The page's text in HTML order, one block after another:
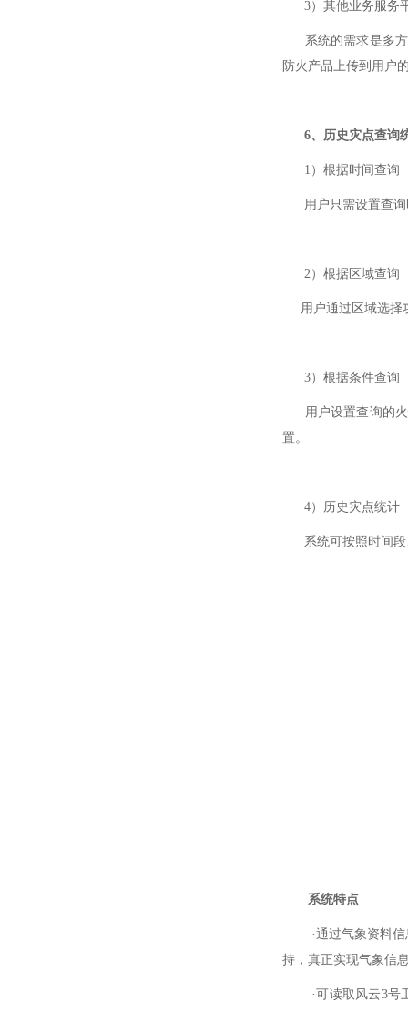
3）其他业务服务
系统的需求是多方
防火产品上传到用户
6、历史灾点查询
1）根据时间查询
用户只需设置查询
2）根据区域查询
用户通过区域选择
3）根据条件查询
用户设置查询的火
置。
4）历史灾点统计
系统可按照时间段
系统特点
·通过气象资料
持，真正实现气象信
·可读取风云3